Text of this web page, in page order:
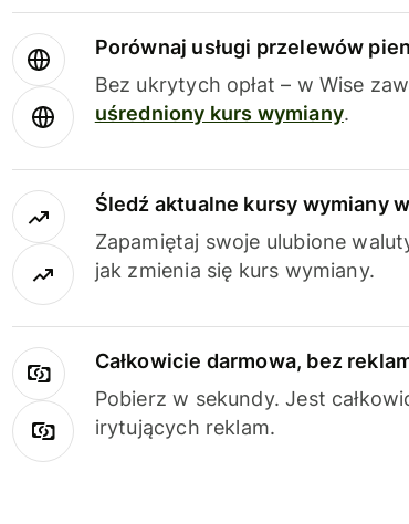
Porównaj usługi przelewów
Bez ukrytych opłat – w Wise
uśredniony kurs wymiany.
Śledź aktualne kursy wymiany
Zapamiętaj swoje ulubione
jak zmienia się kurs wymiany.
Całkowicie darmowa, bez
Pobierz w sekundy. Jest
irytujących reklam.